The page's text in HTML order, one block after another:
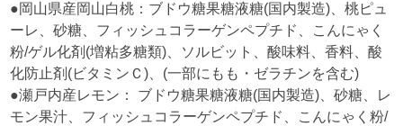
●岡山県産岡山白桃：ブドウ糖果糖液糖(国内製造)、桃ピュ
ーレ、砂糖、フィッシュコラーゲンペプチド、こんにゃく
粉/ゲル化剤(増粘多糖類)、ソルビット、酸味料、香料、酸
化防止剤(ビタミンＣ)、(一部にもも・ゼラチンを含む)
●瀬戸内産レモン： ブドウ糖果糖液糖(国内製造)、砂糖、レ
モン果汁、フィッシュコラーゲンペプチド、こんにゃく粉/